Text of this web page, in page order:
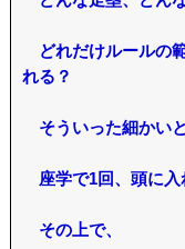
どれだけルールの
れる？
そういった細かいと
座学で1回、頭に入
その上で、